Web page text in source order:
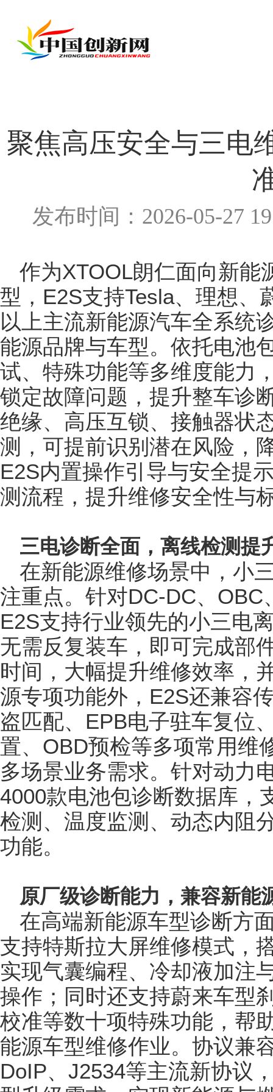
聚焦高压安全与三电
发布时间：2026-05-27
作为XTOOL朗仁面向新能
型，E2S支持Tesla、理想、
以上主流新能源汽车全系统
能源品牌与车型。依托电池
试、特殊功能等多维度能力
锁定故障问题，提升整车诊
绝缘、高压互锁、接触器状
测，可提前识别潜在风险，
E2S内置操作引导与安全提
测流程，提升维修安全性与
三电诊断全面，离线检测提
在新能源维修场景中，小
注重点。针对DC-DC、
E2S支持行业领先的小三电
无需反复装车，即可完成部
时间，大幅提升维修效率，
源专项功能外，E2S还兼容
盗匹配、EPB电子驻车复位
置、OBD预检等多项常用维
多场景业务需求。针对动力
4000款电池包诊断数据库，
检测、温度监测、动态内阻
功能。
原厂级诊断能力，兼容新能
在高端新能源车型诊断方
支持特斯拉大屏维修模式，
实现气囊编程、冷却液加注
操作；同时还支持蔚来车型
校准等数十项特殊功能，帮
能源车型维修作业。协议兼
DoIP、J2534等主流新协议